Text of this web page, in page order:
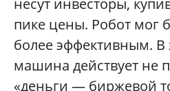
несут инвесторы,
пике цены. Робот мог
более эффективным. В
машина действует не
«деньги — биржевой